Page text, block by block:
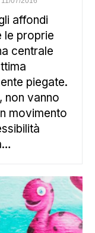
affondi
le proprie
centrale
piegate.
non vanno
movimento